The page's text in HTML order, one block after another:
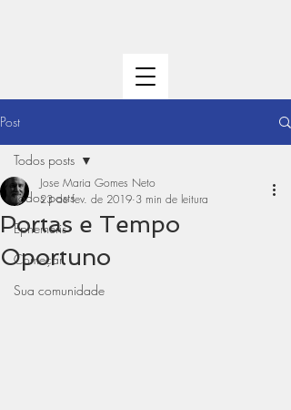
Post
Todos posts
Ephemeris
Começar
Sua comunidade
Todos posts
Portas e Tempo
Oportuno
Jose Maria Gomes Neto
23 de fev. de 2019 3 min de leitura